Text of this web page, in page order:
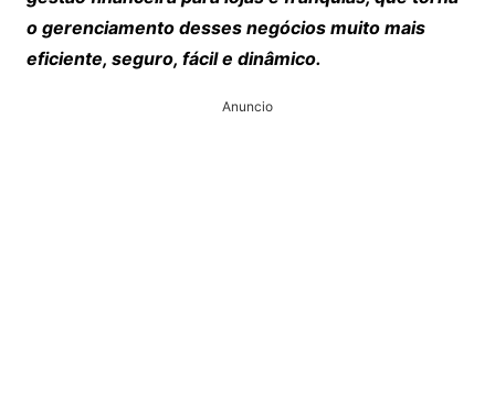
o gerenciamento desses negócios muito mais
eficiente, seguro, fácil e dinâmico.
Anuncio